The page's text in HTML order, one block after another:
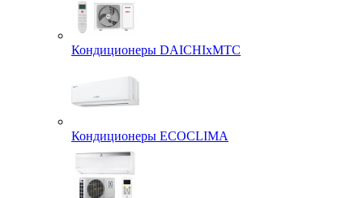
Кондиционеры DAICHIxMTC
Кондиционеры ECOCLIMA